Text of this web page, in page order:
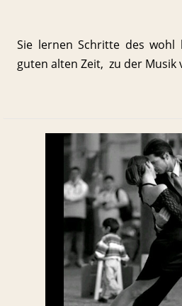
Sie lernen Schritte des wohl
guten alten Zeit, zu der Musik